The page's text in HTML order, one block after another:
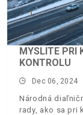
MYSLITE PRI
KONTROLU
Dec 06, 2024
Národná
rady, ako sa pri